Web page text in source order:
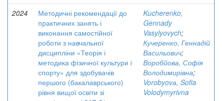
2024
Методичні рекомендації до
практичних занять і
виконання самостійної
роботи з навчальної
дисципліни «Теорія і
методика фізичної культури і
спорту» для здобувачів
першого (бакалаврського)
рівня вищої освіти зі
Kucherenko,
Gennady
Vasylyovych;
Кучеренко, Геннадій
Васильович;
Воробйова, Софія
Володимирівна;
Vorobyovа, Sofia
Volodymyrivna